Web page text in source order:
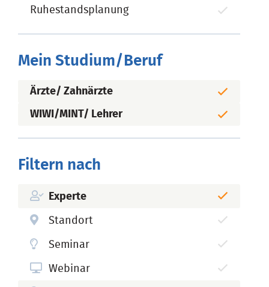
Ruhestandsplanung
Mein Studium/Beruf
Ärzte/ Zahnärzte
WIWI/MINT/ Lehrer
Filtern nach
Experte
Standort
Seminar
Webinar